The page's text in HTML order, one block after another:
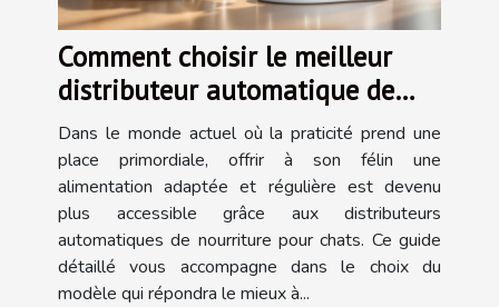
Comment choisir le meilleur
distributeur automatique de
nourriture pour chats ?
Dans le monde actuel où la praticité prend une
place primordiale, offrir à son félin une
alimentation adaptée et régulière est devenu
plus accessible grâce aux distributeurs
automatiques de nourriture pour chats. Ce guide
détaillé vous accompagne dans le choix du
modèle qui répondra le mieux à...